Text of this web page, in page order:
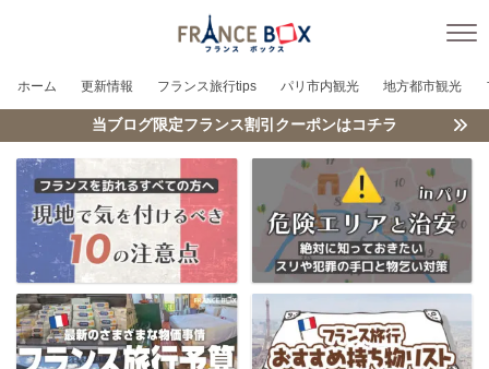
ホーム 更新情報 フランス旅行tips パリ市内観光 地方都市観光
当ブログ限定フランス割引クーポンはコチラ